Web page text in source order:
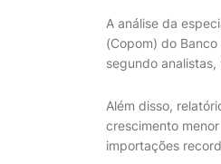
A análise da
(Copom) do
segundo
Além disso,
crescimento
importações